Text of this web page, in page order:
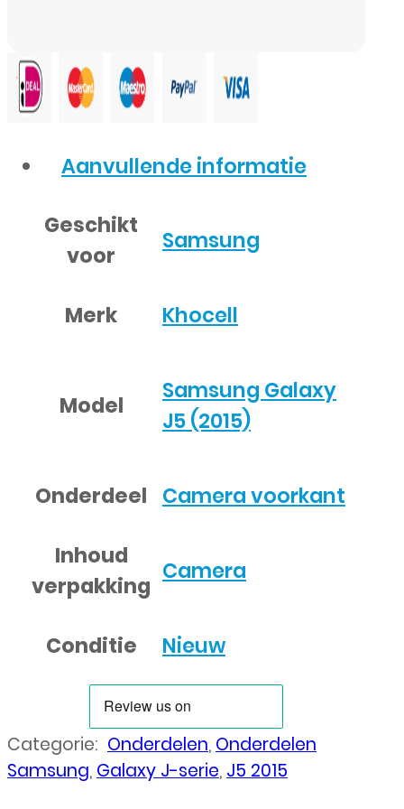
Aanvullende informatie
Geschikt
voor
Samsung
Merk Khocell
Model
Samsung Galaxy
J5 (2015)
Onderdeel Camera voorkant
Inhoud
verpakking
Camera
Conditie Nieuw
Categorie: Onderdelen, Onderdelen
Samsung, Galaxy J-serie, J5 2015